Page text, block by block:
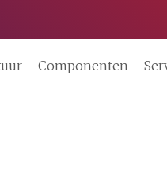
Componenten